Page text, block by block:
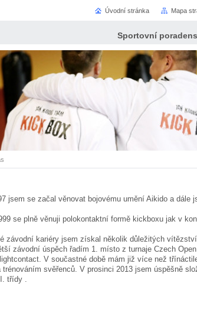
Sportovní
jsem se začal věnovat bojovému umění Aikido a dále
se plně věnuji polokontaktní formě kickboxu jak v
závodní kariéry jsem získal několik důležitých
závodní úspěch řadím 1. místo z turnaje Czech
V součastné době mám již více než
svěřenců. V prosinci 2013 jsem úspěšně
třídy .
Úvodní stránka Mapa